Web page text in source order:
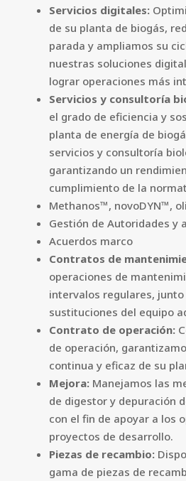
Servicios digitales:
de su planta de biogás,
parada y ampliamos su
nuestras soluciones
lograr operaciones más
Servicios y consultoría
el grado de eficiencia y
planta de energía de
servicios y consultoría
garantizando un
cumplimiento de la
Methanos™, novoDYN™,
Gestión de Autoridades y
Acuerdos marco
Contratos de
operaciones de
intervalos regulares,
sustituciones del equipo
Contrato de operación:
de operación,
continua y eficaz de su
Mejora:Manejamos las
de digestor y depuración
con el fin de apoyar a los
proyectos de desarrollo.
Piezas de recambio:
gama de piezas de